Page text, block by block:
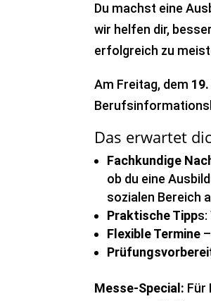
Du machst eine
wir helfen dir,
erfolgreich zu
Am Freitag, dem
Das erwartet
Fachkundige
ob du eine
sozialen Bereich
Praktische Tipps:
Flexible Termine
Messe-Special: Für